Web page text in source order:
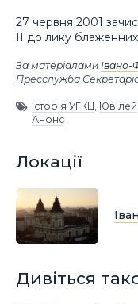
27 червня 2001
ІІ до лику
За матеріалами Івано-
Пресслужба
Історія УГКЦ, Ювілей
Анонс
Локації
Дивіться